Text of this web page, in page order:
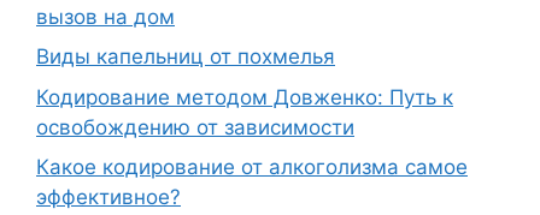
вызов на дом
Виды капельниц от похмелья
Кодирование методом Довженко: Путь к
освобождению от зависимости
Какое кодирование от алкоголизма самое
эффективное?